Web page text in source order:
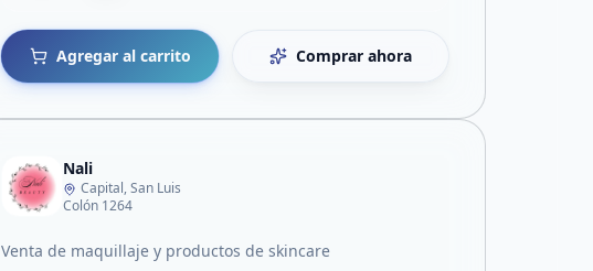
Agregar al carrito Comprar ahora
Nali
Capital, San Luis
Colón 1264
Venta de maquillaje y productos de skincare